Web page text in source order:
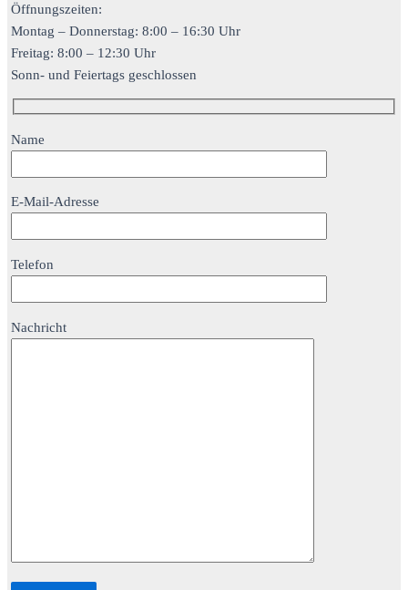
Öffnungszeiten:
Montag – Donnerstag: 8:00 – 16:30 Uhr
Freitag: 8:00 – 12:30 Uhr
Sonn- und Feiertags geschlossen
Name
E-Mail-Adresse
Telefon
Nachricht